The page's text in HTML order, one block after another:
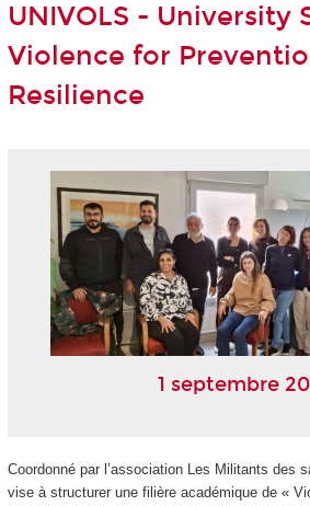
UNIVOLS - University
Violence for
Resilience
1 septembre
Coordonné par l’association Les Militants des
vise à structurer une filière académique de «